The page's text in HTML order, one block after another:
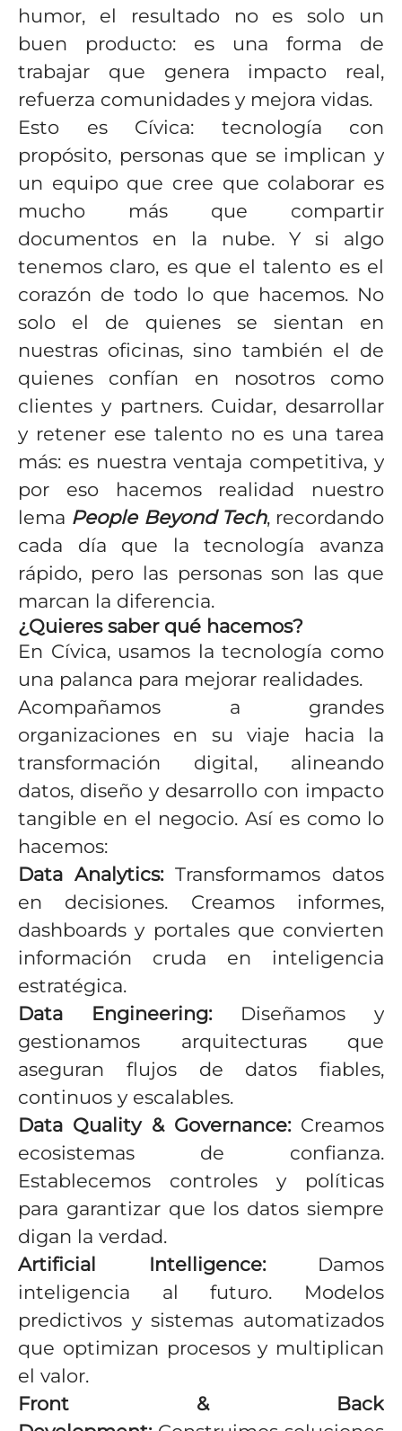
humor, el resultado no es solo un
buen producto: es una forma de
trabajar que genera impacto real,
refuerza comunidades y mejora vidas.
Esto es Cívica: tecnología con
propósito, personas que se implican y
un equipo que cree que colaborar es
mucho más que compartir
documentos en la nube. Y si algo
tenemos claro, es que el talento es el
corazón de todo lo que hacemos. No
solo el de quienes se sientan en
nuestras oficinas, sino también el de
quienes confían en nosotros como
clientes y partners. Cuidar, desarrollar
y retener ese talento no es una tarea
más: es nuestra ventaja competitiva, y
por eso hacemos realidad nuestro
lema People Beyond Tech, recordando
cada día que la tecnología avanza
rápido, pero las personas son las que
marcan la diferencia.
¿Quieres saber qué hacemos?
En Cívica, usamos la tecnología como
una palanca para mejorar realidades.
Acompañamos a grandes
organizaciones en su viaje hacia la
transformación digital, alineando
datos, diseño y desarrollo con impacto
tangible en el negocio. Así es como lo
hacemos:
Data Analytics:Transformamos datos
en decisiones. Creamos informes,
dashboards y portales que convierten
información cruda en inteligencia
estratégica.
Data Engineering:Diseñamos y
gestionamos arquitecturas que
aseguran flujos de datos fiables,
continuos y escalables.
Data Quality & Governance:Creamos
ecosistemas de confianza.
Establecemos controles y políticas
para garantizar que los datos siempre
digan la verdad.
Artificial Intelligence:Damos
inteligencia al futuro. Modelos
predictivos y sistemas automatizados
que optimizan procesos y multiplican
el valor.
Front & Back